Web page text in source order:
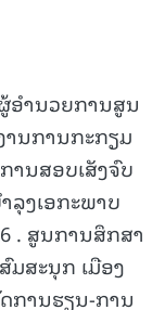
ອໍານວຍການສູນ
ານການກະກຽມ
ານສອບເສັງຈົບ
ລຸງເອກະພາບ
. ສູນການສຶກສາ
ມສະນຸກ ເມືອງ
ການຮຽນ-ການ